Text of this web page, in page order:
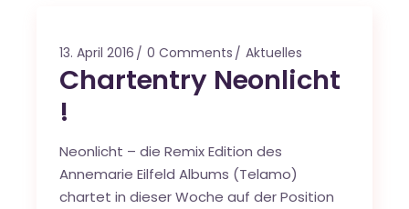
13. April 2016 0 Comments Aktuelles
Chartentry Neonlicht
!
Neonlicht – die Remix Edition des
Annemarie Eilfeld Albums (Telamo)
chartet in dieser Woche auf der Position